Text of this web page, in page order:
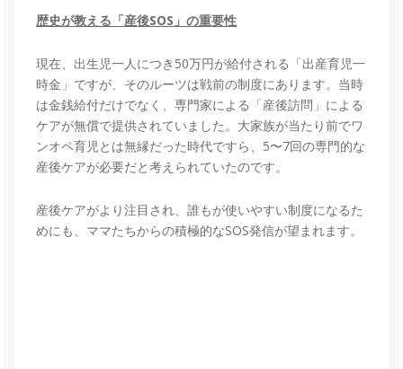
歴史が教える「産後SOS」の重要性
現在、出生児一人につき50万円が給付される「出産育児一
時金」ですが、そのルーツは戦前の制度にあります。当時
は金銭給付だけでなく、専門家による「産後訪問」による
ケアが無償で提供されていました。大家族が当たり前でワ
ンオペ育児とは無縁だった時代ですら、5〜7回の専門的な
産後ケアが必要だと考えられていたのです。
産後ケアがより注目され、誰もが使いやすい制度になるた
めにも、ママたちからの積極的なSOS発信が望まれます。